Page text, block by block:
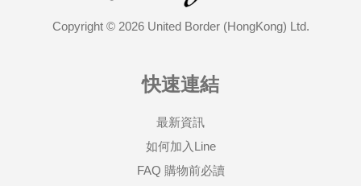
Copyright © 2026 United Border (HongKong) Ltd.
快速連結
最新資訊
如何加入Line
FAQ 購物前必讀